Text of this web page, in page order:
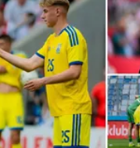
АндреаМальдера
Сборной
посту он заменил